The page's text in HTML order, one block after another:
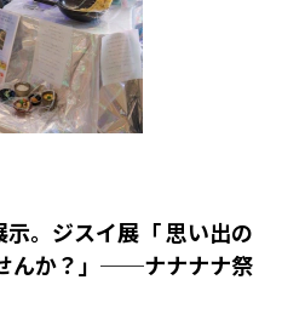
。ジスイ展「 思い出の
んか？」──ナナナナ祭